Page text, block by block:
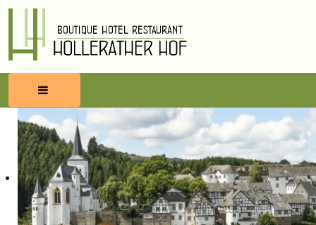
HOME
RESERVEREN
ETEN & DRINKEN